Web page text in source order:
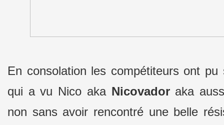
En consolation les compétiteurs ont
qui a vu Nico aka Nicovadoraka
non sans avoir rencontré une belle